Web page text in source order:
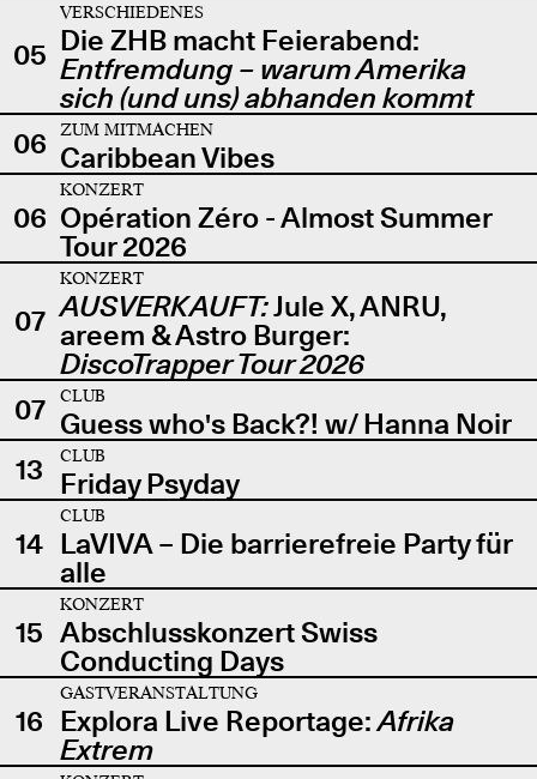
05
VERSCHIEDENES
Die ZHB macht Feierabend:
Entfremdung – warum Amerika
sich (und uns) abhanden kommt
06
ZUM MITMACHEN
Caribbean Vibes
06
KONZERT
Opération Zéro - Almost Summer
Tour 2026
07
KONZERT
AUSVERKAUFT:Jule X, ANRU,
areem & Astro Burger:
DiscoTrapper Tour 2026
07
CLUB
Guess who's Back?! w/ Hanna Noir
13
CLUB
Friday Psyday
14
CLUB
LaVIVA – Die barrierefreie Party für
alle
15
KONZERT
Abschlusskonzert Swiss
Conducting Days
16
GASTVERANSTALTUNG
Explora Live Reportage:Afrika
Extrem